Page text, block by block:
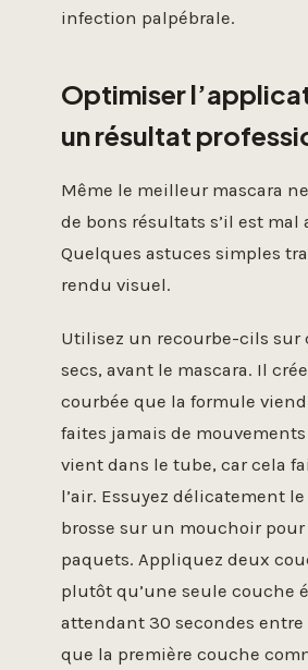
infection palpébrale.
Optimiser
un résultat
Même le meilleur mascara
de bons résultats s’il est mal
Quelques astuces simples
rendu visuel.
Utilisez un recourbe-cils sur
secs, avant le mascara. Il
courbée que la formule
faites jamais de
vient dans le tube, car cela
l’air. Essuyez délicatement
brosse sur un mouchoir pour
paquets. Appliquez deux
plutôt qu’une seule couche
attendant 30 secondes
que la première couche